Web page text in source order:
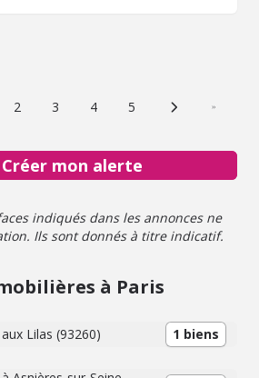
2 3 4 5 Page suivante
Créer mon alerte
indiqués dans les annonces ne
Ils sont donnés à titre indicatif.
à Paris
Lilas (93260) 1 biens